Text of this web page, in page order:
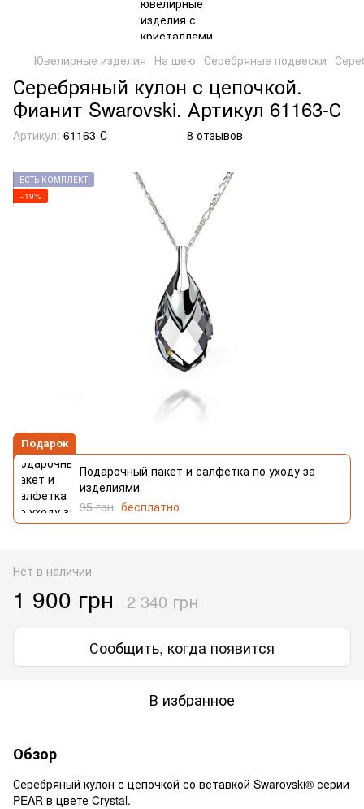
Ювелирные изделия На шею Серебряные подвески
Серебряный кулон с цепочкой.
Фианит Swarovski. Артикул 61163-С
Артикул: 61163-С 8 отзывов
ЕСТЬ КОМПЛЕКТ
−19%
Подарок
Подарочный пакет и салфетка по уходу за
изделиями
95 грн бесплатно
Нет в наличии
1 900 грн 2 340 грн
Сообщить, когда появится
В избранное
Обзор
Серебряный кулон с цепочкой со вставкой Swarovski® серии
PEAR в цвете Crystal.